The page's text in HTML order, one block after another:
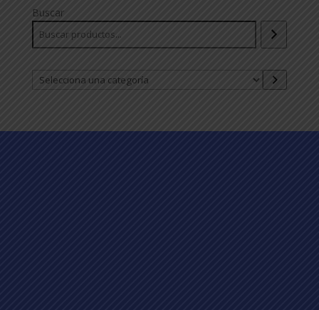
Buscar
Selecciona
una